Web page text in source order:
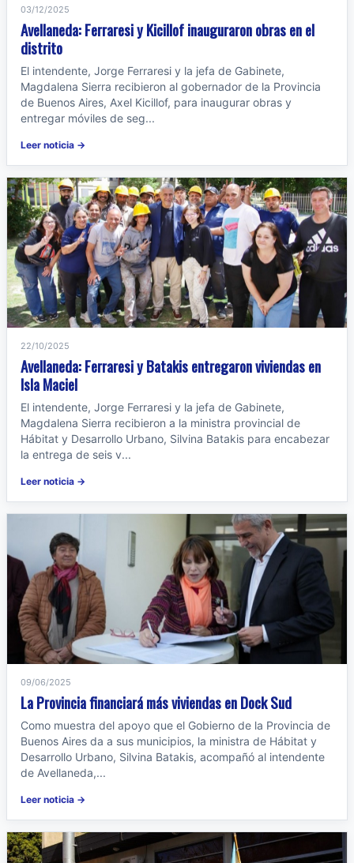
03/12/2025
Avellaneda: Ferraresi y Kicillof inauguraron obras en el
distrito
El intendente, Jorge Ferraresi y la jefa de Gabinete,
Magdalena Sierra recibieron al gobernador de la Provincia
de Buenos Aires, Axel Kicillof, para inaugurar obras y
entregar móviles de seg...
Leer noticia →
22/10/2025
Avellaneda: Ferraresi y Batakis entregaron viviendas en
Isla Maciel
El intendente, Jorge Ferraresi y la jefa de Gabinete,
Magdalena Sierra recibieron a la ministra provincial de
Hábitat y Desarrollo Urbano, Silvina Batakis para encabezar
la entrega de seis v...
Leer noticia →
09/06/2025
La Provincia financiará más viviendas en Dock Sud
Como muestra del apoyo que el Gobierno de la Provincia de
Buenos Aires da a sus municipios, la ministra de Hábitat y
Desarrollo Urbano, Silvina Batakis, acompañó al intendente
de Avellaneda,...
Leer noticia →